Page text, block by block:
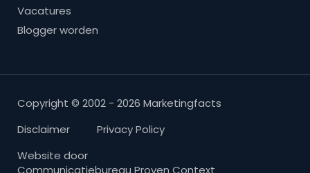
Vacatures
Blogger worden
Copyright © 2002 - 2026 Marketingfacts
Disclaimer
Privacy Policy
Website door
Communicatiebureau Proven Context